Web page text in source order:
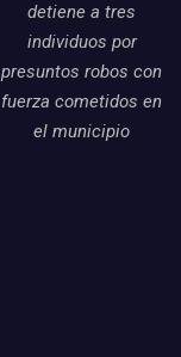
detiene a tres
individuos por
presuntos robos con
fuerza cometidos en
el municipio